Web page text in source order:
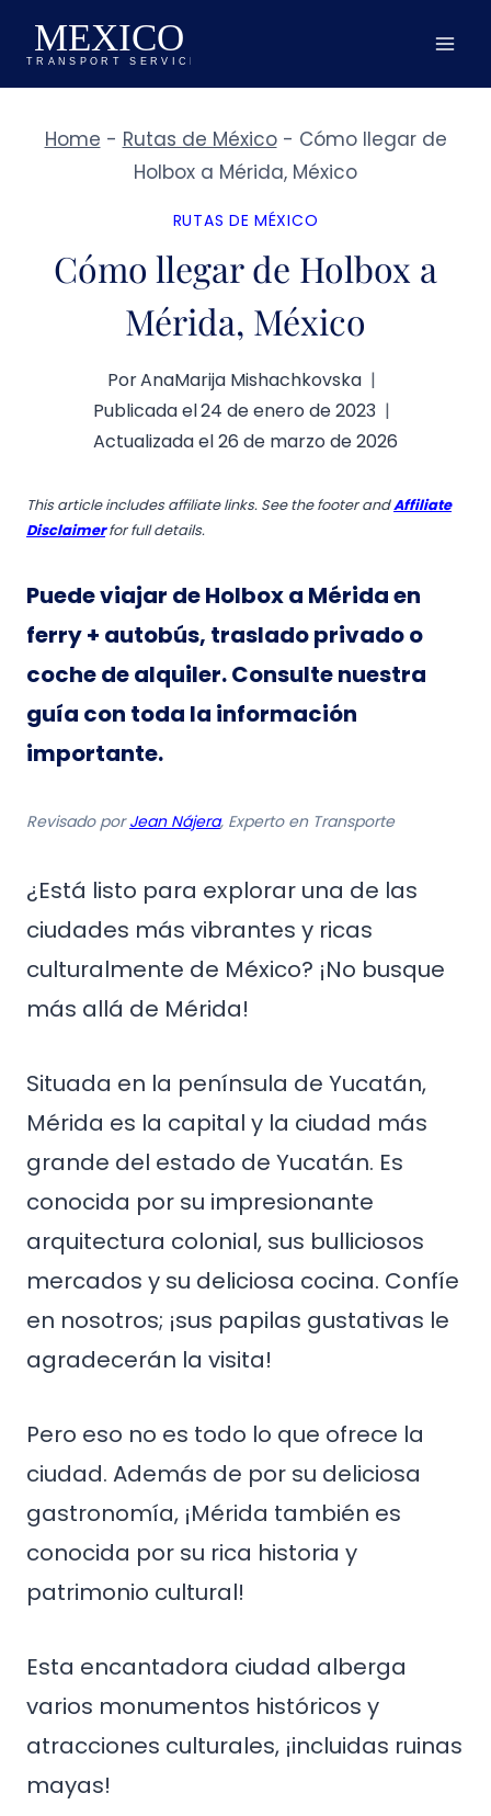
Saltar
contenido
Home - Rutas de México- Cómo llegar de
Holbox a Mérida, México
RUTAS DE MÉXICO
Cómo llegar de Holbox a
Mérida, México
PorAnaMarija Mishachkovska
Publicada el24 de enero de 2023
Actualizada el26 de marzo de 2026
This article includes affiliate links. See the footer andAffiliate
Disclaimerfor full details.
Puede viajar de Holbox a Mérida en
ferry + autobús, traslado privado o
coche de alquiler. Consulte nuestra
guía con toda la información
importante.
Revisado porJean Nájera, Experto en Transporte
¿Está listo para explorar una de las
ciudades más vibrantes y ricas
culturalmente de México? ¡No busque
más allá de Mérida!
Situada en la península de Yucatán,
Mérida es la capital y la ciudad más
grande del estado de Yucatán. Es
conocida por su impresionante
arquitectura colonial, sus bulliciosos
mercados y su deliciosa cocina. Confíe
en nosotros; ¡sus papilas gustativas le
agradecerán la visita!
Pero eso no es todo lo que ofrece la
ciudad. Además de por su deliciosa
gastronomía, ¡Mérida también es
conocida por su rica historia y
patrimonio cultural!
Esta encantadora ciudad alberga
varios monumentos históricos y
atracciones culturales, ¡incluidas ruinas
mayas!